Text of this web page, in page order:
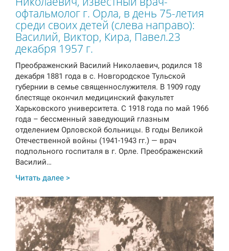
офтальмолог г. Орла, в день 75-летия
среди своих детей (слева направо):
Василий, Виктор, Кира, Павел.23
декабря 1957 г.
Преображенский Василий Николаевич, родился 18
декабря 1881 года в с. Новгородское Тульской
губернии в семье священнослужителя. В 1909 году
блестяще окончил медицинский факультет
Харьковского университета. С 1918 года по май 1966
года – бессменный заведующий глазным
отделением Орловской больницы. В годы Великой
Отечественной войны (1941-1943 гг.) — врач
подпольного госпиталя в г. Орле. Преображенский
Василий…
Читать далее >